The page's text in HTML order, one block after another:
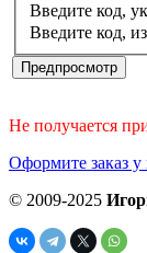
Введите код,
Введите код,
Не получается
Оформите заказ у
© 2009-2025